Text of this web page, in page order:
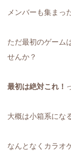
メンバーも集まっ
ただ最初のゲーム
せんか？
最初は絶対これ！
大概は小箱系にな
なんとなくカラオ